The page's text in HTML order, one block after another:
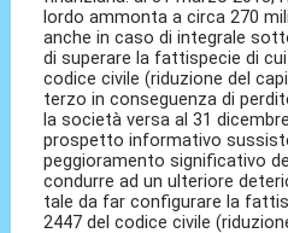
lordo ammonta a circa 270
anche in caso di integrale
di superare la fattispecie di
codice civile (riduzione del
terzo in conseguenza di
la società versa al 31
prospetto informativo
peggioramento significativo
condurre ad un ulteriore
tale da far configurare la
2447 del codice civile